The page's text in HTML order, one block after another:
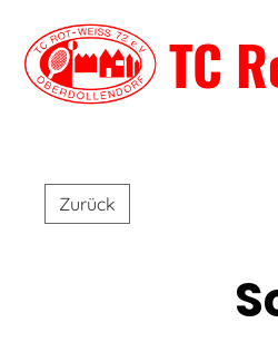
TC
Zurück